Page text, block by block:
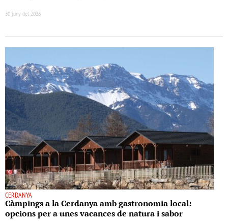
30 juny del 2026
CERDANYA
Càmpings a la Cerdanya amb gastronomia local:
opcions per a unes vacances de natura i sabor